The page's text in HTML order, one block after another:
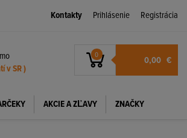
Kontakty Prihlásenie Registrácia
v SR )
0 0,00 €
AKCIE A ZĽAVY ZNAČKY